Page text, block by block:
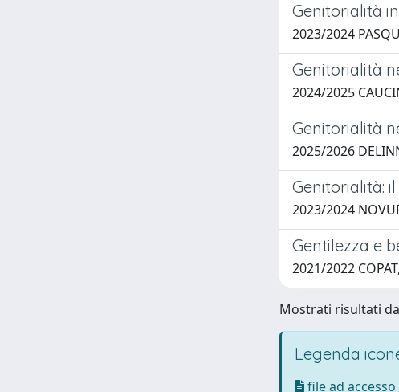
Genitorialità
2023/2024
Genitorialità
2024/2025
Genitorialità
2025/2026
Genitorialità:
2023/2024
Gentilezza e
2021/2022
Mostrati risultati da
Legenda
file ad